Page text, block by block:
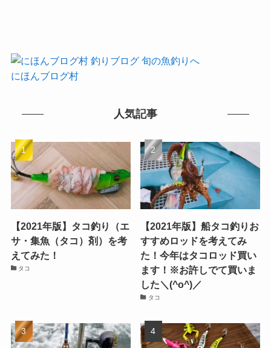
にほんブログ村
人気記事
【2021年版】タコ釣り（エ
サ・集魚（タコ）剤）を考
えてみた！
タコ
【2021年版】船タコ釣りお
すすめロッドを考えてみ
た！今年はタコロッド買い
ます！※お許しでて買いま
した＼(^o^)／
タコ